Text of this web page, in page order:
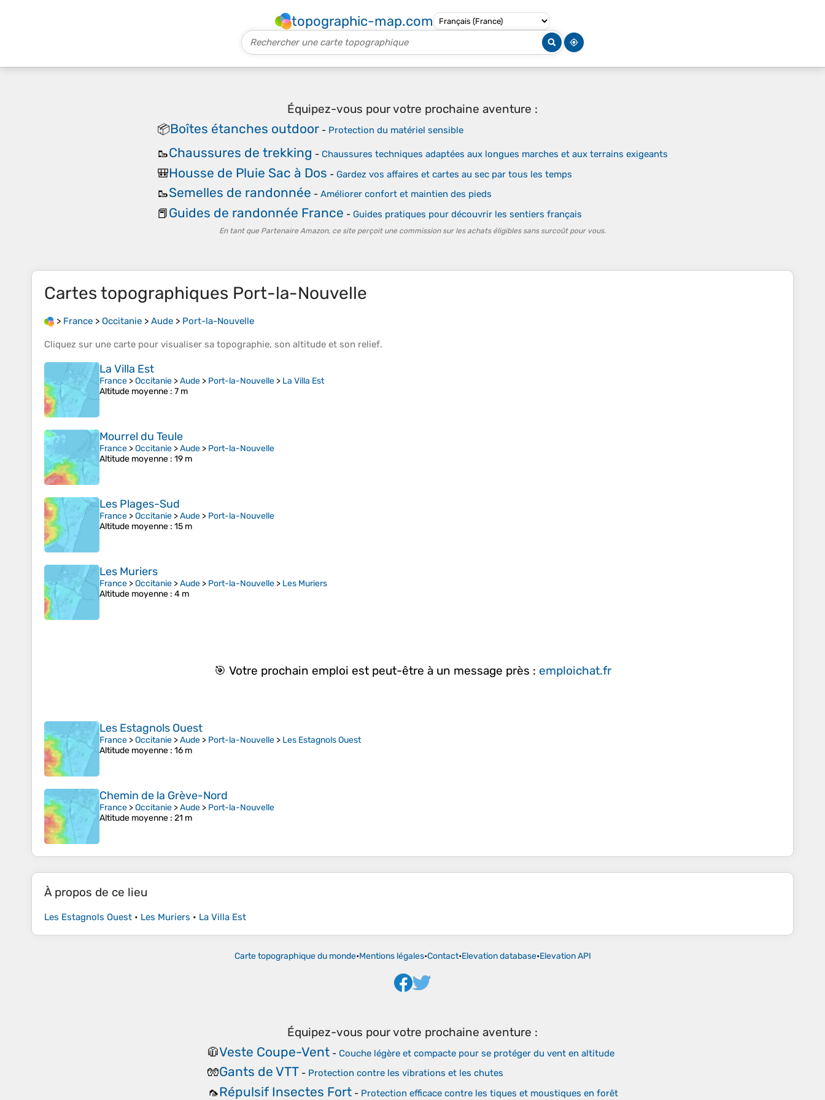
topographic-map.com
Équipez-vous pour votre prochaine aventure :
📦Boîtes étanches outdoor - Protection du matériel sensible
🥾Chaussures de trekking - Chaussures techniques adaptées aux longues marches et aux terrains exigeants
🎒Housse de Pluie Sac à Dos - Gardez vos affaires et cartes au sec par tous les temps
🥾Semelles de randonnée - Améliorer confort et maintien des pieds
📕Guides de randonnée France - Guides pratiques pour découvrir les sentiers français
En tant que Partenaire Amazon, ce site perçoit une commission sur les achats éligibles sans surcoût pour vous.
Cartes topographiques Port-la-Nouvelle
> France > Occitanie > Aude > Port-la-Nouvelle
Cliquez sur une carte pour visualiser sa topographie, son altitude et son relief.
La Villa Est
France >Occitanie >Aude > Port-la-Nouvelle > La Villa Est
Altitude moyenne : 7 m
Mourrel du Teule
France >Occitanie >Aude > Port-la-Nouvelle
Altitude moyenne : 19 m
Les Plages-Sud
France >Occitanie >Aude > Port-la-Nouvelle
Altitude moyenne : 15 m
Les Muriers
France >Occitanie >Aude > Port-la-Nouvelle > Les Muriers
Altitude moyenne : 4 m
🎯 Votre prochain emploi est peut-être à un message près : emploichat.fr
Les Estagnols Ouest
France >Occitanie >Aude > Port-la-Nouvelle > Les Estagnols Ouest
Altitude moyenne : 16 m
Chemin de la Grève-Nord
France >Occitanie >Aude > Port-la-Nouvelle
Altitude moyenne : 21 m
À propos de ce lieu
Les Estagnols Ouest • Les Muriers • La Villa Est
Carte topographique du monde•Mentions légales•Contact•Elevation database•Elevation API
Équipez-vous pour votre prochaine aventure :
🧥Veste Coupe-Vent- Couche légère et compacte pour se protéger du vent en altitude
🧤Gants de VTT - Protection contre les vibrations et les chutes
🦟Répulsif Insectes Fort- Protection efficace contre les tiques et moustiques en forêt